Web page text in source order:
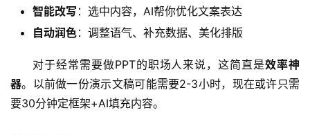
智能改写 ：选中内容，AI帮你优化文案表达
自动润色：调整语气、补充数据、美化排版
对于经常需要做PPT的职场人来说，这简直是效率神
器。以前做一份演示文稿可能需要2-3小时，现在或许只需
要30分钟定框架+AI填充内容。